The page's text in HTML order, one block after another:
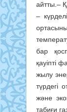
айтты.–
–
бар
қауіпті
жылу
түрдегі
және
табиғи